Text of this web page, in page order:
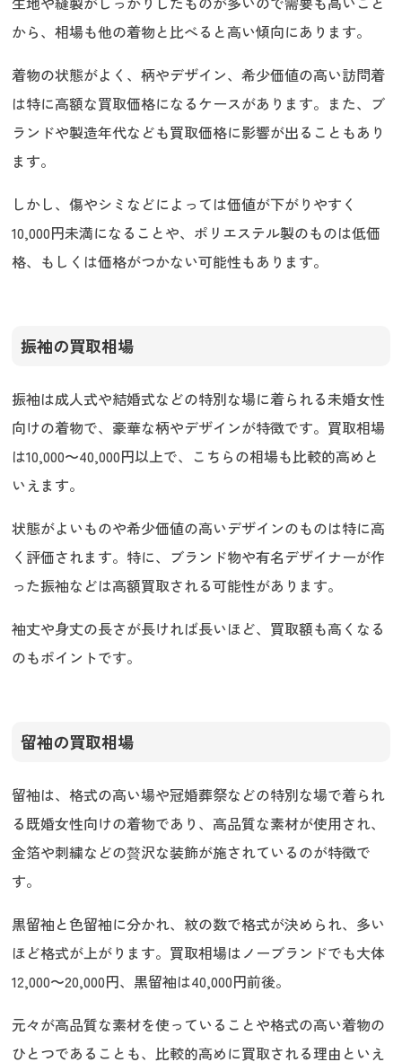
から、相場も他の着物と比べると高い傾向にあります。
着物の状態がよく、柄やデザイン、希少価値の高い訪問着
は特に高額な買取価格になるケースがあります。また、ブ
ランドや製造年代なども買取価格に影響が出ることもあり
ます。
しかし、傷やシミなどによっては価値が下がりやすく
10,000円未満になることや、ポリエステル製のものは低価
格、もしくは価格がつかない可能性もあります。
振袖の買取相場
振袖は成人式や結婚式などの特別な場に着られる未婚女性
向けの着物で、豪華な柄やデザインが特徴です。買取相場
は10,000〜40,000円以上で、こちらの相場も比較的高めと
いえます。
状態がよいものや希少価値の高いデザインのものは特に高
く評価されます。特に、ブランド物や有名デザイナーが作
った振袖などは高額買取される可能性があります。
袖丈や身丈の長さが長ければ長いほど、買取額も高くなる
のもポイントです。
留袖の買取相場
留袖は、格式の高い場や冠婚葬祭などの特別な場で着られ
る既婚女性向けの着物であり、高品質な素材が使用され、
金箔や刺繍などの贅沢な装飾が施されているのが特徴で
す。
黒留袖と色留袖に分かれ、紋の数で格式が決められ、多い
ほど格式が上がります。買取相場はノーブランドでも大体
12,000〜20,000円、黒留袖は40,000円前後。
元々が高品質な素材を使っていることや格式の高い着物の
ひとつであることも、比較的高めに買取される理由といえ